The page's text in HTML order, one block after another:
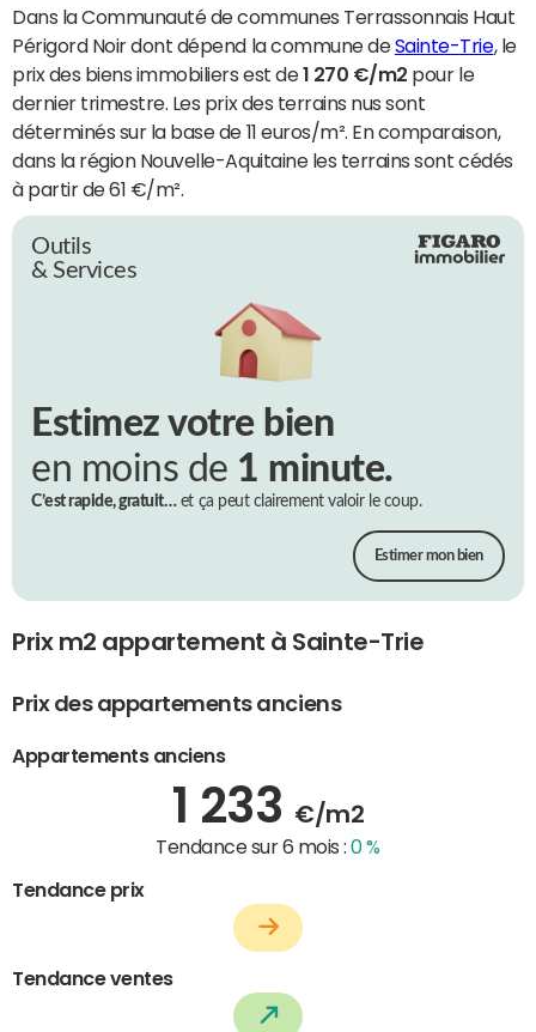
Dans la Communauté de communes Terrassonnais Haut
Périgord Noir dont dépend la commune deSainte-Trie, le
prix des biens immobiliers est de1 270 €/m2 pour le
dernier trimestre. Les prix des terrains nus sont
déterminés sur la base de 11 euros/m². En comparaison,
dans la région Nouvelle-Aquitaine les terrains sont cédés
à partir de 61 €/m².
Outils
& Services
Estimez votre bien
en moins de 1 minute.
C’est rapide, gratuit…et ça peut clairement valoir le coup.
Estimer mon bien
Prix m2 appartement à Sainte-Trie
Prix des appartements anciens
Appartements anciens
1 233 €/m2
Tendance sur 6 mois :0 %
Tendance prix
Tendance ventes